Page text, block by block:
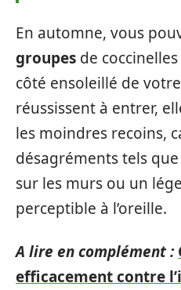
En automne, vous
groupes de
côté ensoleillé de
réussissent à entrer,
les moindres recoins,
désagréments tels
sur les murs ou un
perceptible à l’oreille.
A lire en complément :
efficacement contre